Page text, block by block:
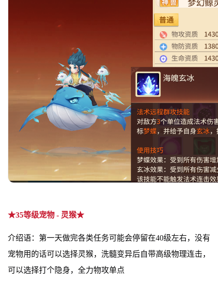
★35等级宠物 - 灵猴★
介绍语：第一天做完各类任务可能会停留在40级左右，没有
宠物用的话可以选择灵猴，洗髓变异后自带高级物理连击，
可以选择打个隐身，全力物攻单点